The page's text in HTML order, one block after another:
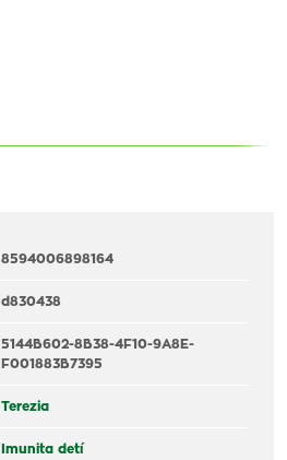
8594006898164
d830438
5144B602-8B38-4F10-9A8E-
F001883B7395
Terezia
Imunita detí